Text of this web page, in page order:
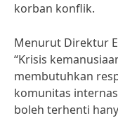
korban konflik.
Menurut Direktur
“Krisis
membutuhkan
komunitas
boleh terhenti